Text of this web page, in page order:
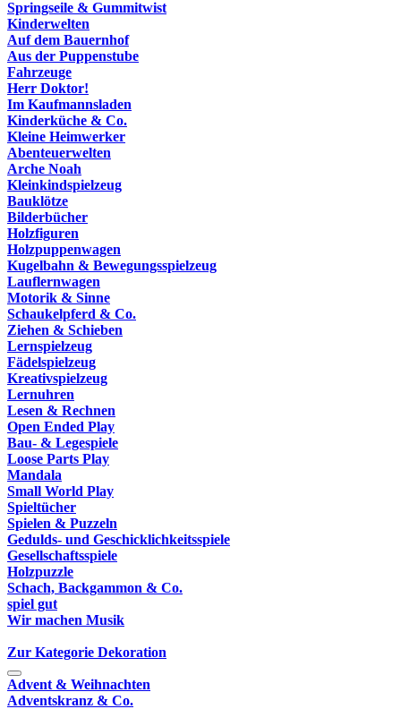
Springseile & Gummitwist
Kinderwelten
Auf dem Bauernhof
Aus der Puppenstube
Fahrzeuge
Herr Doktor!
Im Kaufmannsladen
Kinderküche & Co.
Kleine Heimwerker
Abenteuerwelten
Arche Noah
Kleinkindspielzeug
Bauklötze
Bilderbücher
Holzfiguren
Holzpuppenwagen
Kugelbahn & Bewegungsspielzeug
Lauflernwagen
Motorik & Sinne
Schaukelpferd & Co.
Ziehen & Schieben
Lernspielzeug
Fädelspielzeug
Kreativspielzeug
Lernuhren
Lesen & Rechnen
Open Ended Play
Bau- & Legespiele
Loose Parts Play
Mandala
Small World Play
Spieltücher
Spielen & Puzzeln
Gedulds- und Geschicklichkeitsspiele
Gesellschaftsspiele
Holzpuzzle
Schach, Backgammon & Co.
spiel gut
Wir machen Musik
Zur Kategorie Dekoration
Advent & Weihnachten
Adventskranz & Co.